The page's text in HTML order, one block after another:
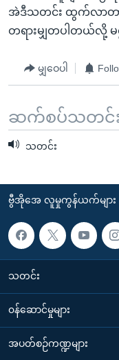
အဲဒီသတင်း ထွက်လာတာ
တရားမျှတပါတယ်လို့ မ
မျှဝေပါ
ဆက်စပ်သတင်းမ
သတင်း
ဗွီအိုအေ လူမှုကွန်ယက်များ
သတင်း
၀န်ဆောင်မှုများ
အပတ်စဉ်ကဏ္ဍများ